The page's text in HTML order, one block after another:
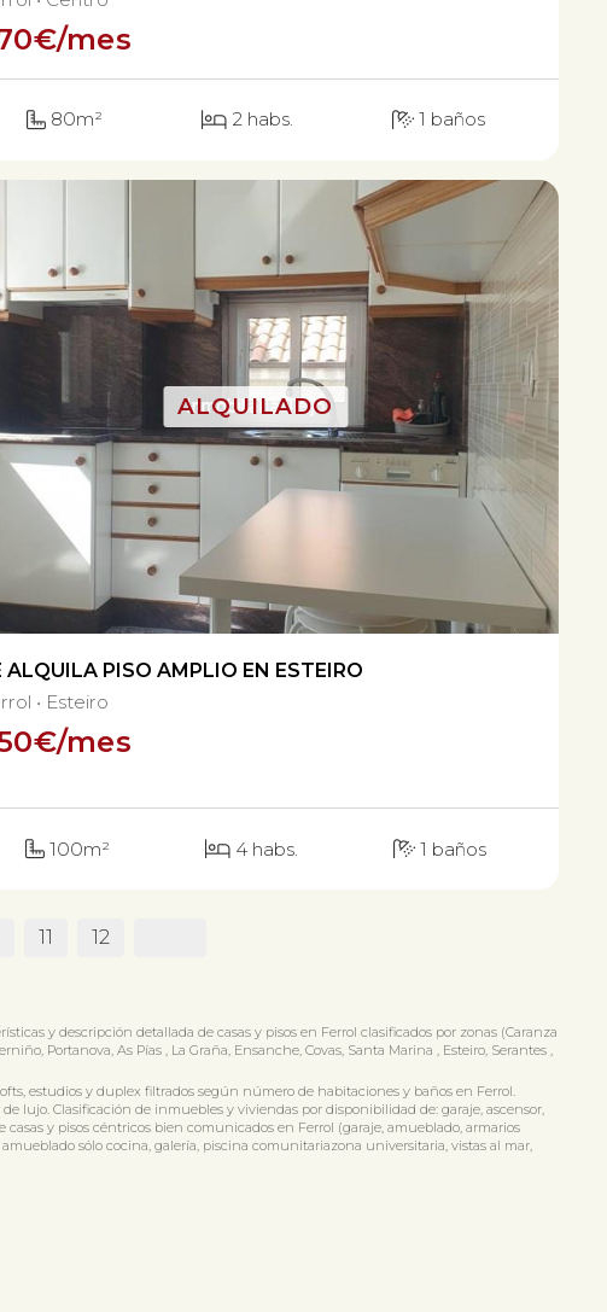
€/mes
80m² 2 habs. 1 baños
ALQUILA PISO AMPLIO EN ESTEIRO
€/mes
100m² 4 habs. 1 baños
Esteiro
11 12
y descripción detallada de casas y pisos en Ferrol clasificados por zonas (Caranza
Portanova, As Pías , La Graña, Ensanche, Covas, Santa Marina , Esteiro, Serantes ,
estudios y duplex filtrados según número de habitaciones y baños en Ferrol.
lujo. Clasificación de inmuebles y viviendas por disponibilidad de: garaje, ascensor,
y pisos céntricos bien comunicados en Ferrol (garaje, amueblado, armarios
sólo cocina, galería, piscina comunitariazona universitaria, vistas al mar,